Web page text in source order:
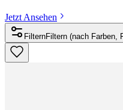
Jetzt Ansehen
FilternFiltern (nach Farben,